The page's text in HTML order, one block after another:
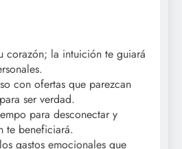
corazón; la intuición te guiará
con ofertas que parezcan
ser verdad.
para desconectar y
te beneficiará.
gastos emocionales que